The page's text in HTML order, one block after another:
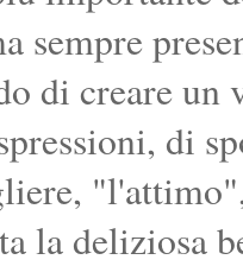
sempre
di creare
di
la deliziosa